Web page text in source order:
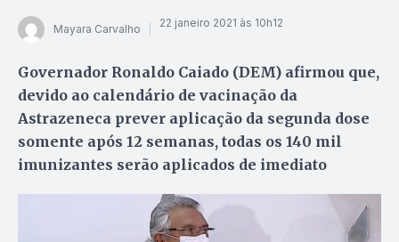
Mayara Carvalho 22 janeiro 2021 às 10h12
Governador Ronaldo Caiado (DEM) afirmou que,
devido ao calendário de vacinação da
Astrazeneca prever aplicação da segunda dose
somente após 12 semanas, todas os 140 mil
imunizantes serão aplicados de imediato